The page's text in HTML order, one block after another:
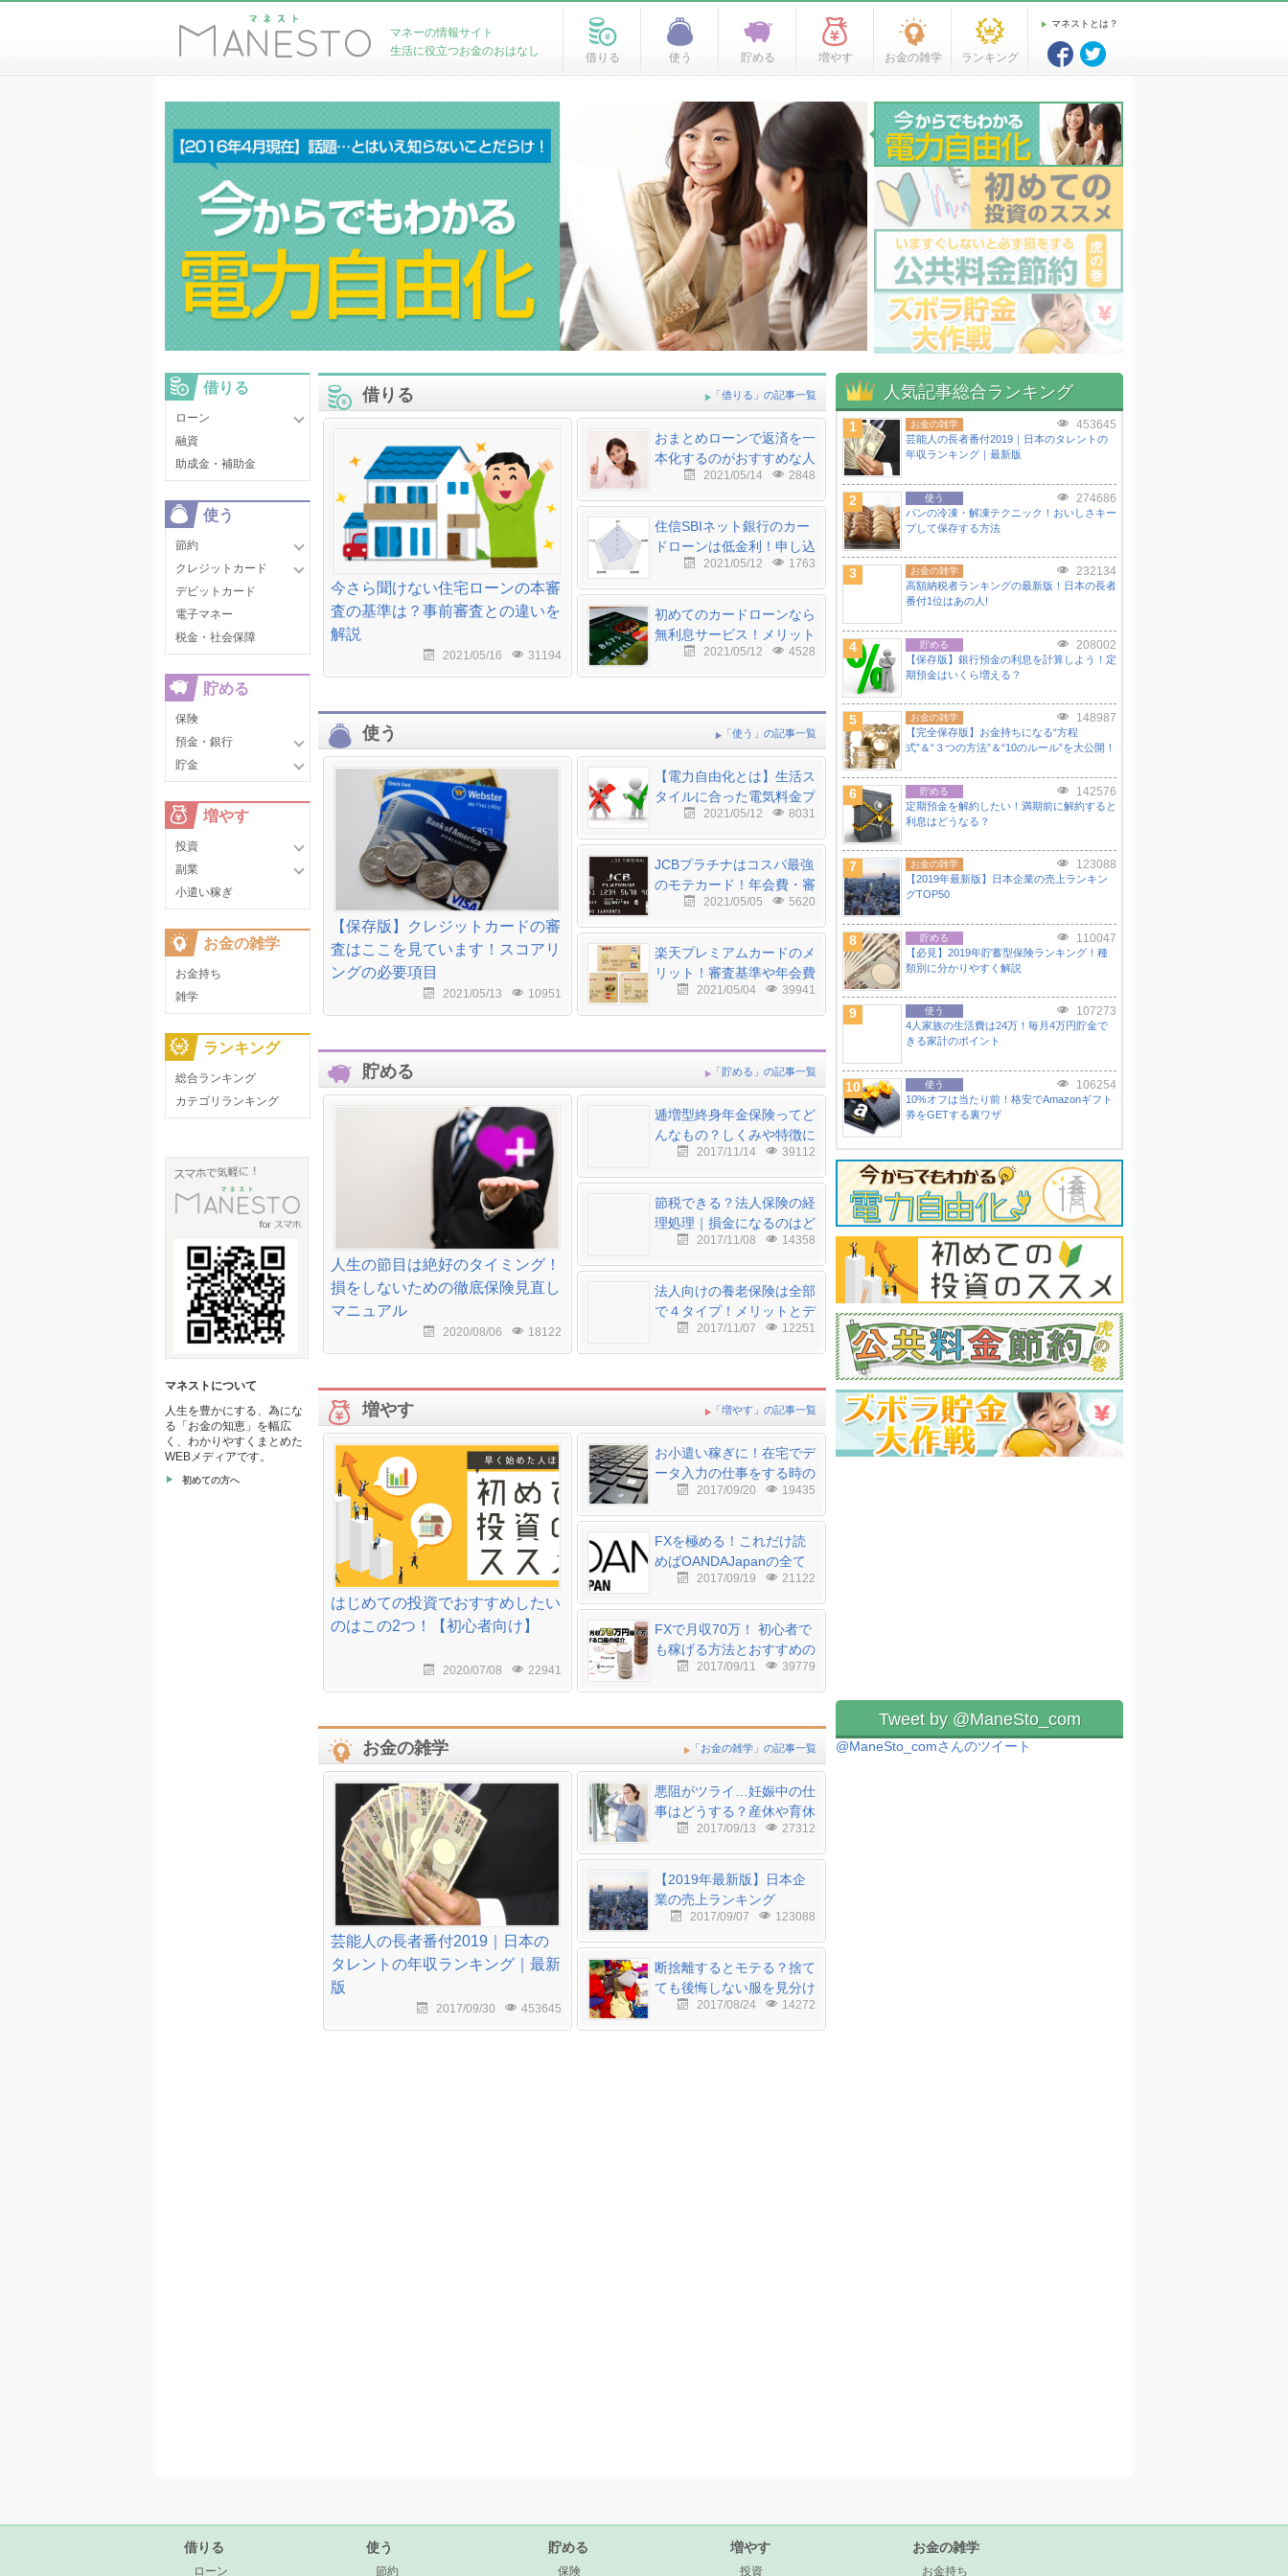
マネーの情報サイト
生活に役立つお金のおはなし
借りる 使う 貯める 増やす お金の雑学 ランキング
マネストとは？
借りる 「借りる」の記事一覧
今さら聞けない住宅ローンの本審
査の基準は？事前審査との違いを
解説
2021/05/16 31194
おまとめローンで返済を一
本化するのがおすすめな人
は？増額申請した方がいい
場合も
2021/05/14 2848
住信SBIネット銀行のカー
ドローンは低金利！申し込
み〜審査までの流れを解説
2021/05/12 1763
初めてのカードローンなら
無利息サービス！メリット
と注意点を解説
2021/05/12 4528
使う 「使う」の記事一覧
【保存版】クレジットカードの審
査はここを見ています！スコアリ
ングの必要項目
2021/05/13 10951
【電力自由化とは】生活ス
タイルに合った電気料金プ
ランを選べるように！
2021/05/12 8031
JCBプラチナはコスパ最強
のモテカード！年会費・審
査基準・評判は？
2021/05/05 5620
楽天プレミアムカードのメ
リット！審査基準や年会費
も徹底解説2021/05/04 39941
貯める 「貯める」の記事一覧
人生の節目は絶好のタイミング！
損をしないための徹底保険見直し
マニュアル
2020/08/06 18122
逓増型終身年金保険ってど
んなもの？しくみや特徴に
ついて解説！
2017/11/14 39112
節税できる？法人保険の経
理処理｜損金になるのはど
んな保険？2017/11/08 14358
法人向けの養老保険は全部
で４タイプ！メリットとデ
メリット2017/11/07 12251
増やす 「増やす」の記事一覧
はじめての投資でおすすめしたい
のはこの2つ！【初心者向け】
2020/07/08 22941
お小遣い稼ぎに！在宅でデ
ータ入力の仕事をする時の
７つのポイント
2017/09/20 19435
FXを極める！これだけ読
めばOANDAJapanの全て
がわかる2017/09/19 21122
FXで月収70万！ 初心者で
も稼げる方法とおすすめの
口座TOP32017/09/11 39779
お金の雑学 「お金の雑学」の記事一覧
芸能人の長者番付2019｜日本の
タレントの年収ランキング｜最新
版
2017/09/30 453645
悪阻がツライ…妊娠中の仕
事はどうする？産休や育休
もまとめて解説
2017/09/13 27312
【2019年最新版】日本企
業の売上ランキング
TOP502017/09/07 123088
断捨離するとモテる？捨て
ても後悔しない服を見分け
るコツとメリット
2017/08/24 14272
借りる
ローン
融資
助成金・補助金
使う
節約
クレジットカード
デビットカード
電子マネー
税金・社会保障
貯める
保険
預金・銀行
貯金
増やす
投資
副業
小遣い稼ぎ
お金の雑学
お金持ち
雑学
ランキング
総合ランキング
カテゴリランキング
マネストについて
人生を豊かにする、為にな
る「お金の知恵」を幅広
く、わかりやすくまとめた
WEBメディアです。
初めての方へ
人気記事総合ランキング
1 お金の雑学 453645
芸能人の長者番付2019｜日本のタレントの
年収ランキング｜最新版
2 使う 274686
パンの冷凍・解凍テクニック！おいしさキー
プして保存する方法
3 お金の雑学 232134
高額納税者ランキングの最新版！日本の長者
番付1位はあの人!
4 貯める 208002
【保存版】銀行預金の利息を計算しよう！定
期預金はいくら増える？
5 お金の雑学 148987
【完全保存版】お金持ちになる“方程
式”＆“３つの方法”＆“10のルール”を大公開！
6 貯める 142576
定期預金を解約したい！満期前に解約すると
利息はどうなる？
7 お金の雑学 123088
【2019年最新版】日本企業の売上ランキン
グTOP50
8 貯める 110047
【必見】2019年貯蓄型保険ランキング！種
類別に分かりやすく解説
9 使う 107273
4人家族の生活費は24万！毎月4万円貯金で
きる家計のポイント
10 使う 106254
10%オフは当たり前！格安でAmazonギフト
券をGETする裏ワザ
Tweet by @ManeSto_com
@ManeSto_comさんのツイート
借りる
ローン
使う
節約
貯める
保険
増やす
投資
お金の雑学
お金持ち